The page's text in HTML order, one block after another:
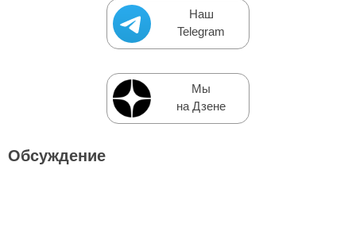
Наш
Telegram
Мы
на Дзене
Обсуждение